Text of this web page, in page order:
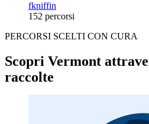
fkniffin
152 percorsi
PERCORSI SCELTI CON CURA
Scopri Vermont
raccolte